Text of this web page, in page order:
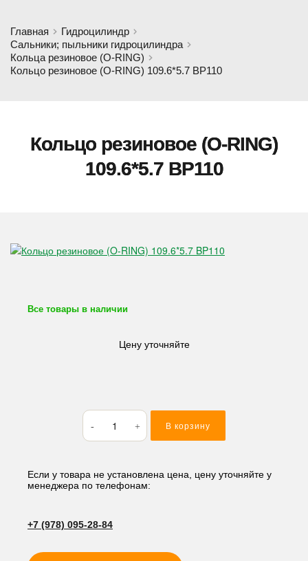
Главная
Гидроцилиндр
Сальники; пыльники гидроцилиндра
Кольца резиновое (O-RING)
Кольцо резиновое (O-RING) 109.6*5.7 BP110
Кольцо резиновое (O-RING)
109.6*5.7 BP110
Все товары в наличии
Цену уточняйте
Количество
товара
Кольцо
(O-
RING)
В корзину
Если у товара не установлена цена, цену уточняйте у
менеджера по телефонам:
+7 (978) 095-28-84